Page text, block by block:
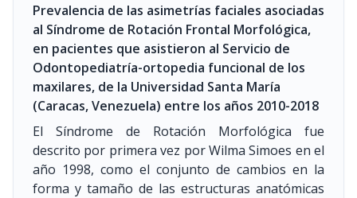
Prevalencia de las asimetrías faciales asociadas
al Síndrome de Rotación Frontal Morfológica,
en pacientes que asistieron al Servicio de
Odontopediatría-ortopedia funcional de los
maxilares, de la Universidad Santa María
(Caracas, Venezuela) entre los años 2010-2018
El Síndrome de Rotación Morfológica fue
descrito por primera vez por Wilma Simoes en el
año 1998, como el conjunto de cambios en la
forma y tamaño de las estructuras anatómicas